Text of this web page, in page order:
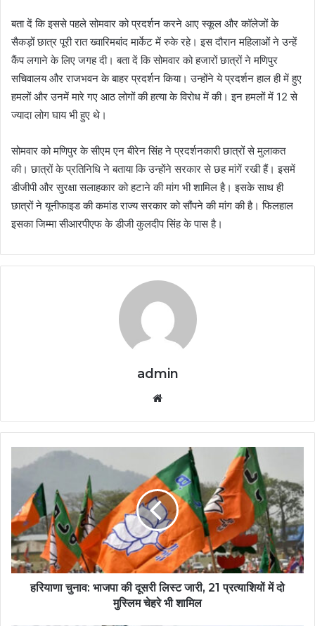
बता दें कि इससे पहले सोमवार को प्रदर्शन करने आए स्कूल और कॉलेजों के
सैकड़ों छात्र पूरी रात ख्वारिमबांद मार्केट में रुके रहे। इस दौरान महिलाओं ने उन्हें
कैंप लगाने के लिए जगह दी। बता दें कि सोमवार को हजारों छात्रों ने मणिपुर
सचिवालय और राजभवन के बाहर प्रदर्शन किया। उन्होंने ये प्रदर्शन हाल ही में हुए
हमलों और उनमें मारे गए आठ लोगों की हत्या के विरोध में की। इन हमलों में 12 से
ज्यादा लोग घाय भी हुए थे।
सोमवार को मणिपुर के सीएम एन बीरेन सिंह ने प्रदर्शनकारी छात्रों से मुलाकत
की। छात्रों के प्रतिनिधि ने बताया कि उन्होंने सरकार से छह मांगें रखी हैं। इसमें
डीजीपी और सुरक्षा सलाहकार को हटाने की मांग भी शामिल है। इसके साथ ही
छात्रों ने यूनीफाइड की कमांड राज्य सरकार को सौंपने की मांग की है। फिलहाल
इसका जिम्मा सीआरपीएफ के डीजी कुलदीप सिंह के पास है।
admin
हरियाणा चुनाव: भाजपा की दूसरी लिस्ट जारी, 21 प्रत्याशियों में दो
मुस्लिम चेहरे भी शामिल